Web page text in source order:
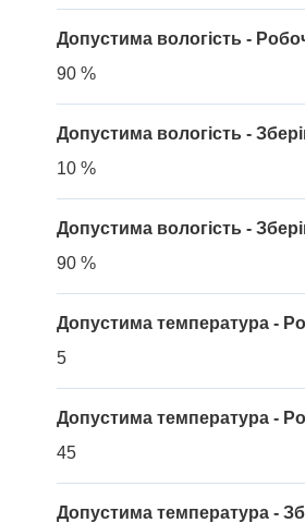
Допустима вологість -
90 %
Допустима вологість -
10 %
Допустима вологість -
90 %
Допустима температура -
5
Допустима температура -
45
Допустима температура -